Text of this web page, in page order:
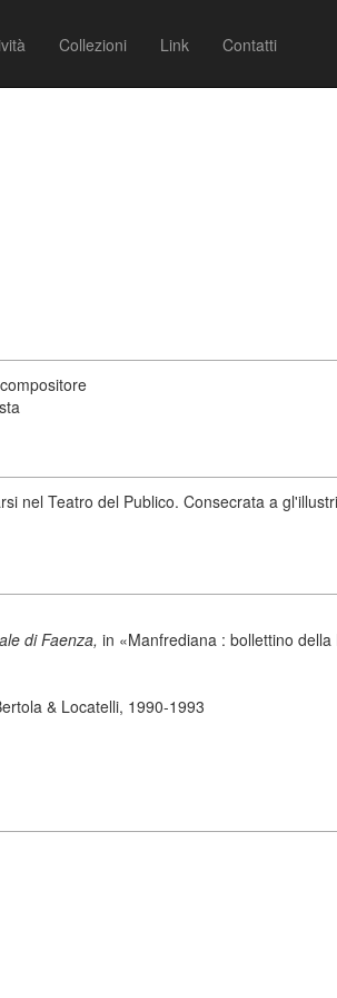
Collezioni Link Contatti
nel Teatro del Publico. Consecrata a
di Faenza, in «Manfrediana : bollettino
& Locatelli, 1990-1993